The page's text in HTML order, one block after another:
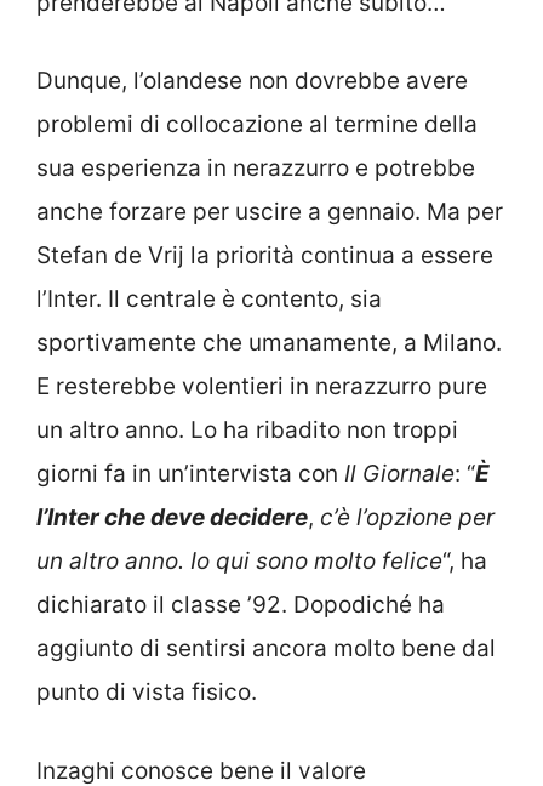
Dunque, l’olandese non dovrebbe avere
problemi di collocazione al termine della
sua esperienza in nerazzurro e potrebbe
anche forzare per uscire a gennaio. Ma per
Stefan de Vrij la priorità continua a essere
l’Inter. Il centrale è contento, sia
sportivamente che umanamente, a Milano.
E resterebbe volentieri in nerazzurro pure
un altro anno. Lo ha ribadito non troppi
giorni fa in un’intervista con Il Giornale: “È
l’Inter che deve decidere, c’è l’opzione per
un altro anno. Io qui sono molto felice“, ha
dichiarato il classe ’92. Dopodiché ha
aggiunto di sentirsi ancora molto bene dal
punto di vista fisico.
Inzaghi conosce bene il valore